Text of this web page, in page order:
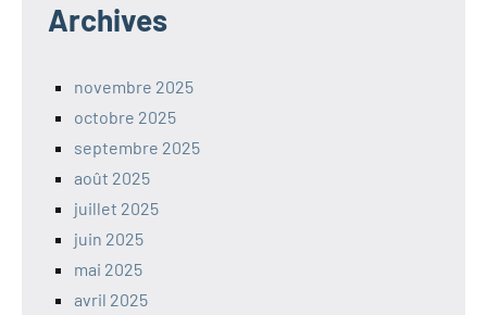
Archives
novembre 2025
octobre 2025
septembre 2025
août 2025
juillet 2025
juin 2025
mai 2025
avril 2025